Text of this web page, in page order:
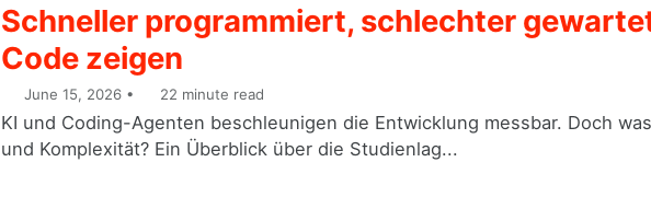
Schneller programmiert, schlechter
Code zeigen
June 15, 2026 22 minute read
KI und Coding-Agenten beschleunigen die Entwicklung messbar. Doch
und Komplexität? Ein Überblick über die Studienlag...